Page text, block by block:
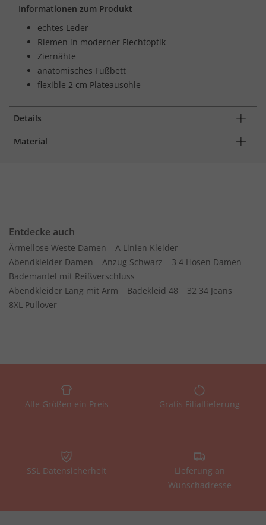
Informationen zum Produkt
echtes Leder
Riemen in moderner Flechtoptik
Ziernähte
anatomisches Fußbett
flexible 2 cm Plateausohle
Details
Material
Entdecke auch
Ärmellose Weste Damen
A Linien Kleider
Abendkleider Damen
Anzug Schwarz
3 4 Hosen Damen
Bademantel mit Reißverschluss
Abendkleider Lang mit Arm
Badekleid 48
32 34 Jeans
8XL Pullover
Alle Größen ein Preis Gratis Filiallieferung
SSL Datensicherheit
Lieferung an
Wunschadresse